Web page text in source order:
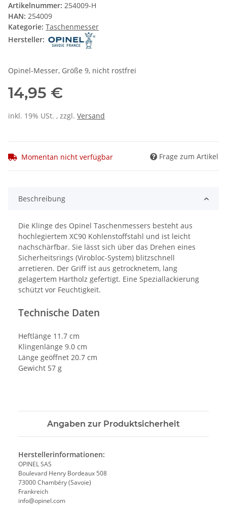
Artikelnummer: 254009-H
HAN: 254009
Kategorie: Taschenmesser
Hersteller:
Opinel-Messer, Größe 9, nicht rostfrei
14,95 €
inkl. 19% USt. , zzgl. Versand
Momentan nicht verfügbar Frage zum Artikel
Beschreibung
Die Klinge des Opinel Taschenmessers besteht aus
hochlegiertem XC90 Kohlenstoffstahl und ist leicht
nachschärfbar. Sie lässt sich über das Drehen eines
Sicherheitsrings (Virobloc-System) blitzschnell
arretieren. Der Griff ist aus getrocknetem, lang
gelagertem Hartholz gefertigt. Eine Speziallackierung
schützt vor Feuchtigkeit.
Technische Daten
Heftlänge 11.7 cm
Klingenlänge 9.0 cm
Länge geöffnet 20.7 cm
Gewicht 57 g
Angaben zur Produktsicherheit
Herstellerinformationen:
OPINEL SAS
Boulevard Henry Bordeaux 508
73000 Chambéry (Savoie)
Frankreich
info@opinel.com